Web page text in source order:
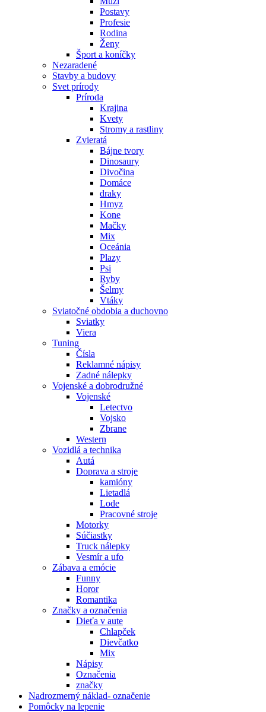
Postavy
Profesie
Rodina
Ženy
Šport a koníčky
Nezaradené
Stavby a budovy
Svet prírody
Príroda
Krajina
Kvety
Stromy a rastliny
Zvieratá
Bájne tvory
Dinosaury
Divočina
Domáce
draky
Hmyz
Kone
Mačky
Mix
Oceánia
Plazy
Psi
Ryby
Šelmy
Vtáky
Sviatočné obdobia a duchovno
Sviatky
Viera
Tuning
Čísla
Reklamné nápisy
Zadné nálepky
Vojenské a dobrodružné
Vojenské
Letectvo
Vojsko
Zbrane
Western
Vozidlá a technika
Autá
Doprava a stroje
kamióny
Lietadlá
Lode
Pracovné stroje
Motorky
Súčiastky
Truck nálepky
Vesmír a ufo
Zábava a emócie
Funny
Horor
Romantika
Značky a označenia
Dieťa v aute
Chlapček
Dievčatko
Mix
Nápisy
Označenia
značky
Nadrozmerný náklad- označenie
Pomôcky na lepenie